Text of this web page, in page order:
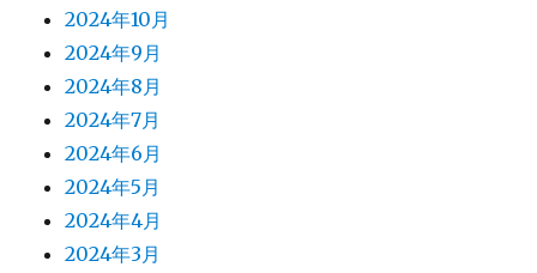
2024年10月
2024年9月
2024年8月
2024年7月
2024年6月
2024年5月
2024年4月
2024年3月